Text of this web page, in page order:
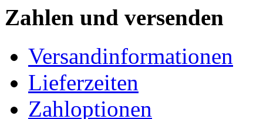
Zahlen und versenden
Versandinformationen
Lieferzeiten
Zahloptionen